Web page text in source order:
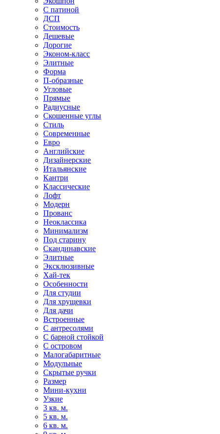
С патиной
ДСП
Стоимость
Дешевые
Дорогие
Эконом-класс
Элитные
Форма
П-образные
Угловые
Прямые
Радиусные
Скошенные углы
Стиль
Современные
Евро
Английские
Дизайнерские
Итальянские
Кантри
Классические
Лофт
Модерн
Прованс
Неоклассика
Минимализм
Под старину
Скандинавские
Элитные
Эксклюзивные
Хай-тек
Особенности
Для студии
Для хрущевки
Для дачи
Встроенные
С антресолями
С барной стойкой
С островом
Малогабаритные
Модульные
Скрытые ручки
Размер
Мини-кухни
Узкие
3 кв. м.
5 кв. м.
6 кв. м.